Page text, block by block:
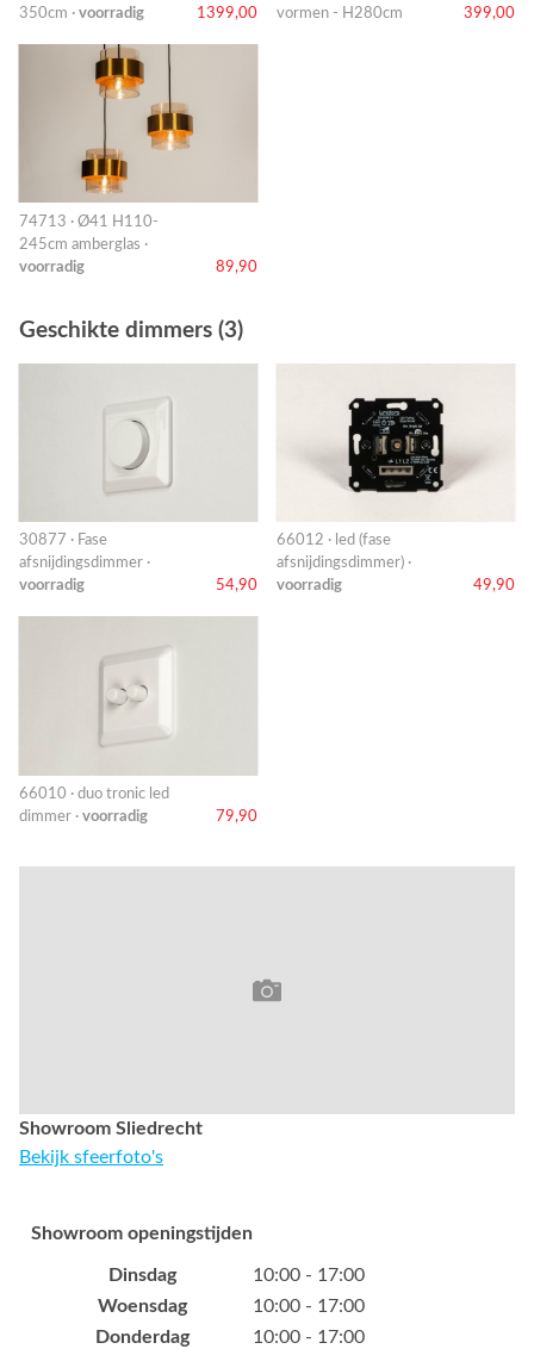
350cm · voorradig 1399,00
vormen - H280cm
399,00
74713 · Ø41 H110-
245cm amberglas ·
voorradig
89,90
Geschikte dimmers (3)
30877 · Fase
afsnijdingsdimmer ·
voorradig
54,90
66012 · led (fase
afsnijdingsdimmer) ·
voorradig
49,90
66010 · duo tronic led
dimmer · voorradig 79,90
Showroom Sliedrecht
Bekijk sfeerfoto's
Showroom openingstijden
Dinsdag
10:00 - 17:00
Woensdag
10:00 - 17:00
Donderdag
10:00 - 17:00